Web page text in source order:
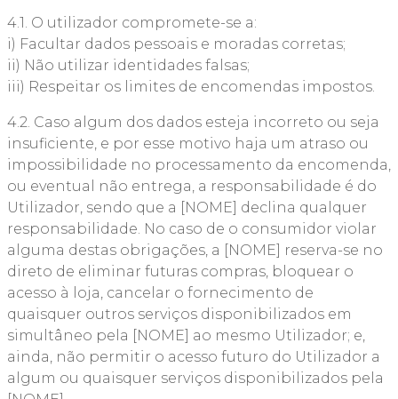
4.1. O utilizador compromete-se a:
i) Facultar dados pessoais e moradas corretas;
ii) Não utilizar identidades falsas;
iii) Respeitar os limites de encomendas impostos.
4.2. Caso algum dos dados esteja incorreto ou seja
insuficiente, e por esse motivo haja um atraso ou
impossibilidade no processamento da encomenda,
ou eventual não entrega, a responsabilidade é do
Utilizador, sendo que a [NOME] declina qualquer
responsabilidade. No caso de o consumidor violar
alguma destas obrigações, a [NOME] reserva-se no
direto de eliminar futuras compras, bloquear o
acesso à loja, cancelar o fornecimento de
quaisquer outros serviços disponibilizados em
simultâneo pela [NOME] ao mesmo Utilizador; e,
ainda, não permitir o acesso futuro do Utilizador a
algum ou quaisquer serviços disponibilizados pela